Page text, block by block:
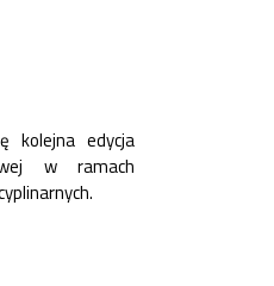
kolejna edycja
w ramach